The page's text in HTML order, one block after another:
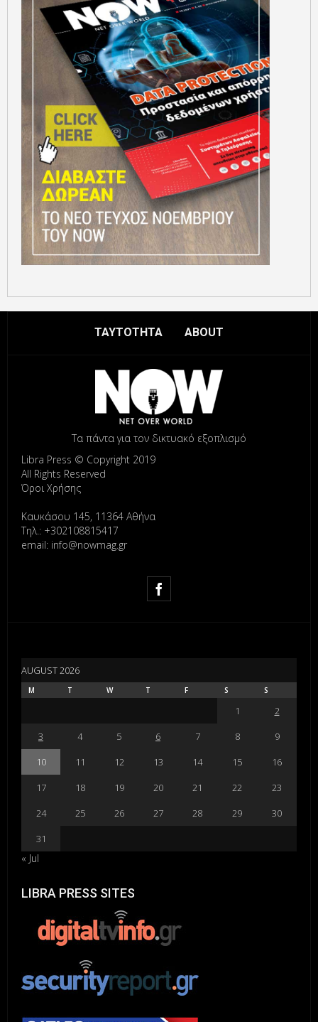
ΤΑΥΤΟΤΗΤΑ ABOUT
Τα πάντα για τον δικτυακό εξοπλισμό
Libra Press © Copyright 2019
All Rights Reserved
Όροι Χρήσης
Καυκάσου 145, 11364 Αθήνα
Τηλ.: +302108815417
email: info@nowmag.gr
AUGUST 2026
M T W T F S S
1
2
3
4 5 6 7 8
9
10
11 12 13 14 15
16
17
18 19 20 21 22
23
24
25 26 27 28 29
30
31
« Jul
LIBRA PRESS SITES